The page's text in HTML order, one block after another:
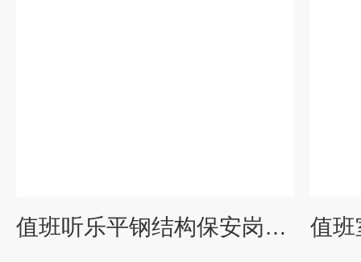
值班听乐平钢结构保安岗亭-小区成品移动门卫室